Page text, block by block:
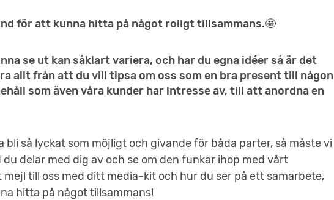
för att kunna hitta på något roligt tillsammans.🤩
se ut kan såklart variera, och har du egna idéer så är det
allt från att du vill tipsa om oss som en bra present till någon
som även våra kunder har intresse av, till att anordna en
bli så lyckat som möjligt och givande för båda parter, så måste vi
delar med dig av och se om den funkar ihop med vårt
till oss med ditt media-kit och hur du ser på ett samarbete,
hitta på något tillsammans!